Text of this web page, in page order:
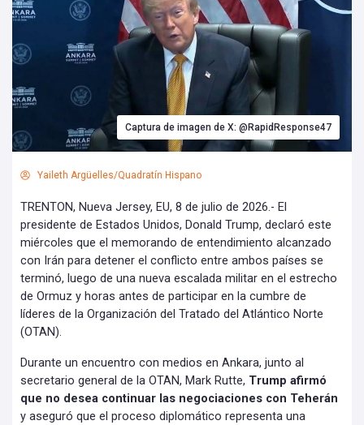
Captura de imagen de X: @RapidResponse47
Yaileth Argüelles/Quadratín Hispano
TRENTON, Nueva Jersey, EU, 8 de julio de 2026.- El
presidente de Estados Unidos, Donald Trump, declaró este
miércoles que el memorando de entendimiento alcanzado
con Irán para detener el conflicto entre ambos países se
terminó, luego de una nueva escalada militar en el estrecho
de Ormuz y horas antes de participar en la cumbre de
líderes de la Organización del Tratado del Atlántico Norte
(OTAN).
Durante un encuentro con medios en Ankara, junto al
secretario general de la OTAN, Mark Rutte, Trump afirmó
que no desea continuar las negociaciones con Teherán
y aseguró que el proceso diplomático representa una